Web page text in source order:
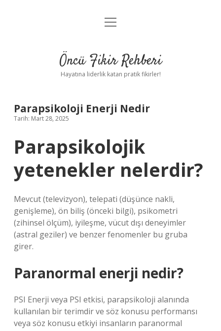
Anasayfa
Yasal Uyarı
menüyü
Öncü Fikir Rehberi
Hayatına liderlik katan pratik fikirler!
Parapsikoloji Enerji Nedir
Tarih: Mart 28, 2025
Parapsikolojik
yetenekler nelerdir?
Mevcut (televizyon), telepati (düşünce nakli,
genişleme), ön biliş (önceki bilgi), psikometri
(zihinsel ölçüm), iyileşme, vücut dışı deneyimler
(astral geziler) ve benzer fenomenler bu gruba
girer.
Paranormal enerji nedir?
PSI Enerji veya PSI etkisi, parapsikoloji alanında
kullanılan bir terimdir ve söz konusu performansı
veya söz konusu etkiyi insanların paranormal